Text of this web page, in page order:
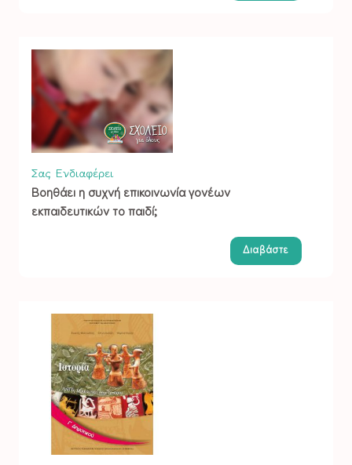
Σας Ενδιαφέρει
Βοηθάει η συχνή επικοινωνία γονέων
εκπαιδευτικών το παιδί;
Διαβάστε